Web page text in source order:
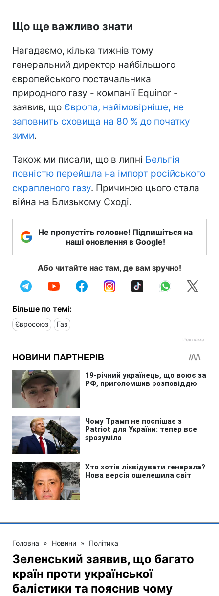
Що ще важливо знати
Нагадаємо, кілька тижнів тому
генеральний директор найбільшого
європейського постачальника
природного газу - компанії Equinor -
заявив, що Європа, найімовірніше, не
заповнить сховища на 80 % до початку
зими.
Також ми писали, що в липні Бельгія
повністю перейшла на імпорт російського
скрапленого газу. Причиною цього стала
війна на Близькому Сході.
Не пропустіть головне! Підпишіться на
наші оновлення в Google!
Або читайте нас там, де вам зручно!
Більше по темі:
Євросоюз Газ
Головна » Новини » Політика
Зеленський заявив, що багато
країн проти української
балістики та пояснив чому